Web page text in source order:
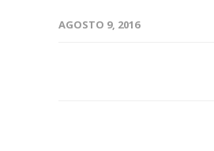
AGOSTO 9, 2016